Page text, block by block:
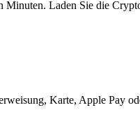
Laden Sie die
Karte, Apple Pay